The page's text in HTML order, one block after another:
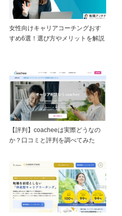
女性向けキャリアコーチングおす
すめ6選！選び方やメリットを解説
【評判】coacheeは実際どうなの
か？口コミと評判を調べてみた